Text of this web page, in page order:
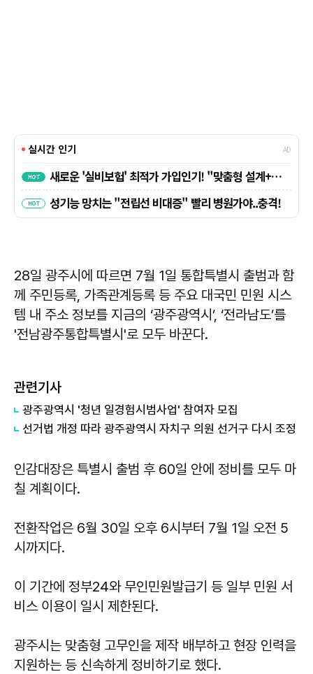
28일 광주시에 따르면 7월 1일 통합특별시 출범과 함
께 주민등록, 가족관계등록 등 주요 대국민 민원 시스
템 내 주소 정보를 지금의 ‘광주광역시’, ‘전라남도’를
'전남광주통합특별시'로 모두 바꾼다.
관련기사
광주광역시 '청년 일경험시범사업' 참여자 모집
선거법 개정 따라 광주광역시 자치구 의원 선거구 다시 조정
인감대장은 특별시 출범 후 60일 안에 정비를 모두 마
칠 계획이다.
전환작업은 6월 30일 오후 6시부터 7월 1일 오전 5
시까지다.
이 기간에 정부24와 무인민원발급기 등 일부 민원 서
비스 이용이 일시 제한된다.
광주시는 맞춤형 고무인을 제작 배부하고 현장 인력을
지원하는 등 신속하게 정비하기로 했다.